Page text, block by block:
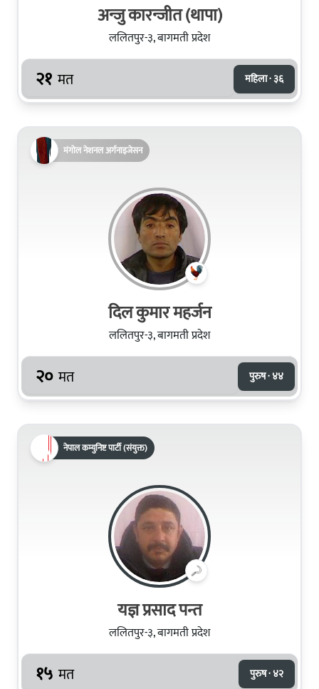
अन्जु कारन्जीत (थापा)
ललितपुर-३, बागमती प्रदेश
२१ मत महिला · ३६
मंगोल नेशनल अर्गनाइजेसन
दिल कुमार महर्जन
ललितपुर-३, बागमती प्रदेश
२० मत पुरुष · ४४
नेपाल कम्युनिष्ट पार्टी (संयुक्त)
यज्ञ प्रसाद पन्त
ललितपुर-३, बागमती प्रदेश
१५ मत पुरुष · ४२